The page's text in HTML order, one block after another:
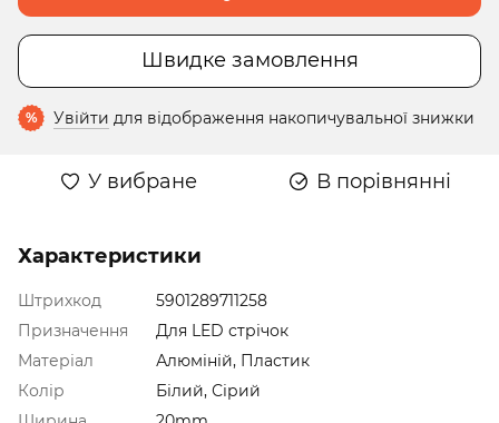
Швидке замовлення
% Увійти для відображення накопичувальної знижки
У вибране В порівнянні
Характеристики
Штрихкод
5901289711258
Призначення
Для LED стрічок
Матеріал
Алюміній, Пластик
Колір
Білий, Сірий